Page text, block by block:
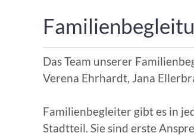
Das Team unserer
Verena Ehrhardt, Jana
Familienbegleiter gibt es in
Stadtteil. Sie sind erste